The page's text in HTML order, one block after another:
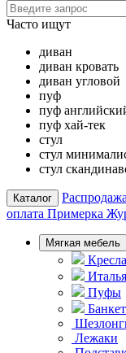
Часто ищут
диван
диван кровать
диван угловой
пуф
пуф
пуф хай-тек
стул
стул
стул
Каталог Распродажа
оплата Примерка
Мягкая мебель
Пуфы
Лежаки